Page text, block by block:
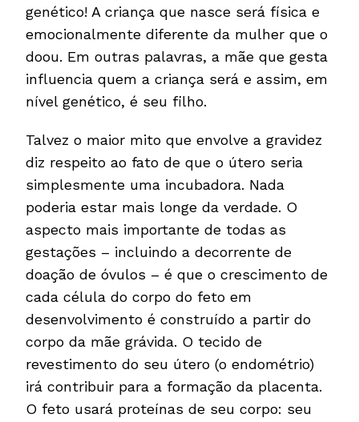
genético! A criança que nasce será física e
emocionalmente diferente da mulher que o
doou. Em outras palavras, a mãe que gesta
influencia quem a criança será e assim, em
nível genético, é seu filho.
Talvez o maior mito que envolve a gravidez
diz respeito ao fato de que o útero seria
simplesmente uma incubadora. Nada
poderia estar mais longe da verdade. O
aspecto mais importante de todas as
gestações – incluindo a decorrente de
doação de óvulos – é que o crescimento de
cada célula do corpo do feto em
desenvolvimento é construído a partir do
corpo da mãe grávida. O tecido de
revestimento do seu útero (o endométrio)
irá contribuir para a formação da placenta.
O feto usará proteínas de seu corpo: seu